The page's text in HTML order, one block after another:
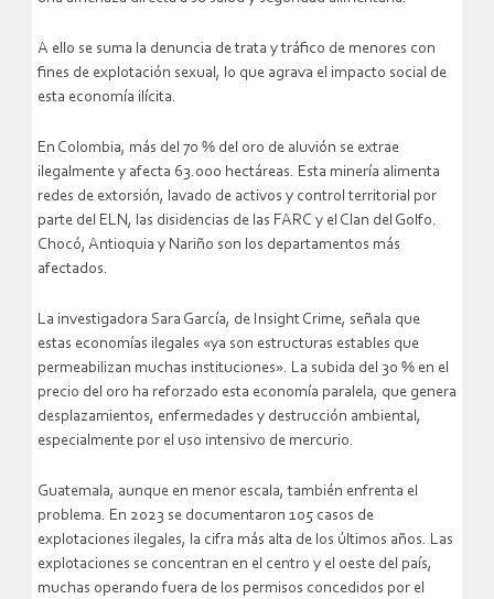
A ello se suma la denuncia de trata y tráfico de menores con
fines de explotación sexual, lo que agrava el impacto social de
esta economía ilícita.
En Colombia, más del 70 % del oro de aluvión se extrae
ilegalmente y afecta 63.000 hectáreas. Esta minería alimenta
redes de extorsión, lavado de activos y control territorial por
parte del ELN, las disidencias de las FARC y el Clan del Golfo.
Chocó, Antioquia y Nariño son los departamentos más
afectados.
La investigadora Sara García, de Insight Crime, señala que
estas economías ilegales «ya son estructuras estables que
permeabilizan muchas instituciones». La subida del 30 % en el
precio del oro ha reforzado esta economía paralela, que genera
desplazamientos, enfermedades y destrucción ambiental,
especialmente por el uso intensivo de mercurio.
Guatemala, aunque en menor escala, también enfrenta el
problema. En 2023 se documentaron 105 casos de
explotaciones ilegales, la cifra más alta de los últimos años. Las
explotaciones se concentran en el centro y el oeste del país,
muchas operando fuera de los permisos concedidos por el